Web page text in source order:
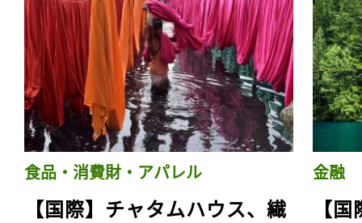
食品・消費財・アパレル
【国際】チャタムハウス、繊
金融
【